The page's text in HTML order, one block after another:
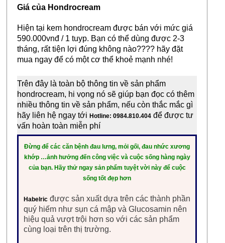
Giá của Hondrocream
Hiện tại kem hondrocream được bán với mức giá
590.000vnđ / 1 tuyp. Bạn có thể dùng được 2-3
tháng, rất tiện lợi đúng không nào???? hãy đặt
mua ngay để có một cơ thể khoẻ mạnh nhé!
Trên đây là toàn bộ thông tin về sản phẩm
hondrocream, hi vọng nó sẽ giúp bạn đọc có thêm
nhiều thông tin về sản phẩm, nếu còn thắc mắc gì
hãy liên hệ ngay tớiHotline: 0984.810.404 để được tư
vấn hoàn toàn miễn phí
Đừng để các căn bệnh đau lưng, mỏi gối, đau nhức xương
khớp …ảnh hưởng đến công việc và cuộc sống hàng ngày
của bạn. Hãy thử ngay sản phẩm tuyệt vời này để cuộc
sống tốt đẹp hơn
Habelric được sản xuất dựa trên các thành phần
quý hiếm như sụn cá mập và Glucosamin nên
hiệu quả vượt trội hơn so với các sản phẩm
cùng loại trên thị trường.